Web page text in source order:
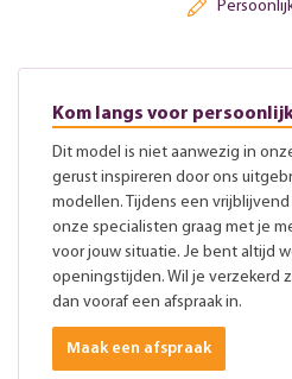
Kom langs voor
Dit model is niet aanwezig in
gerust inspireren door ons
modellen. Tijdens een
onze specialisten graag met je
voor jouw situatie. Je bent altijd
openingstijden. Wil je verzekerd
dan vooraf een afspraak in.
Maak een afspraak